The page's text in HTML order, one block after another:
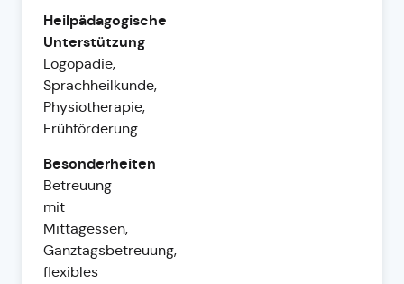
Heilpädagogische
Unterstützung
Logopädie,
Sprachheilkunde,
Physiotherapie,
Frühförderung
Besonderheiten
Betreuung
mit
Mittagessen,
Ganztagsbetreuung,
flexibles